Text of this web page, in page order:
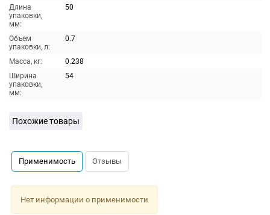
Длина
упаковки,
мм:
50
Объем
упаковки, л:
0.7
Масса, кг:
0.238
Ширина
упаковки,
мм:
54
Похожие товары
Применимость Отзывы
Нет информации о применимости